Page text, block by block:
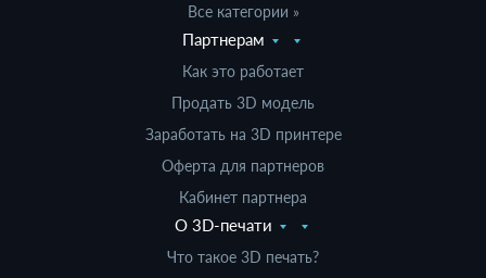
Все категории »
Партнерам
Как это работает
Продать 3D модель
Заработать на 3D принтере
Оферта для партнеров
Кабинет партнера
О 3D-печати
Что такое 3D печать?